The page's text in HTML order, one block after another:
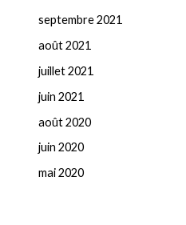
septembre 2021
août 2021
juillet 2021
juin 2021
août 2020
juin 2020
mai 2020